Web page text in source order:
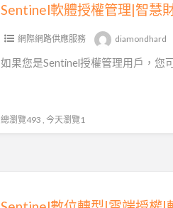
Sentinel軟體授權管理|智慧
網際網路供應服務 diamondhard
如果您是Sentinel授權管理用戶，您
總瀏覽493 , 今天瀏覽1